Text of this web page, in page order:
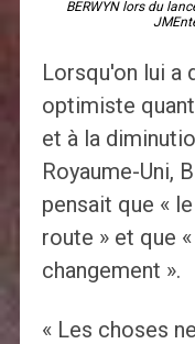
BERWYN lors du
Lorsqu'on lui a
optimiste
et à la
Royaume-Uni,
pensait que «
route » et que
changement ».
« Les choses